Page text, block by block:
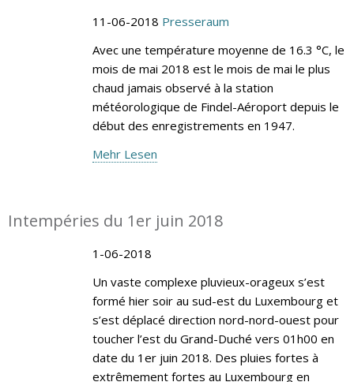
11-06-2018 Presseraum
Avec une température moyenne de 16.3 °C, le
mois de mai 2018 est le mois de mai le plus
chaud jamais observé à la station
météorologique de Findel-Aéroport depuis le
début des enregistrements en 1947.
Mehr Lesen
Intempéries du 1er juin 2018
1-06-2018
Un vaste complexe pluvieux-orageux s’est
formé hier soir au sud-est du Luxembourg et
s’est déplacé direction nord-nord-ouest pour
toucher l’est du Grand-Duché vers 01h00 en
date du 1er juin 2018. Des pluies fortes à
extrêmement fortes au Luxembourg en